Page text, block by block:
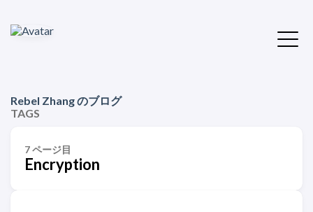
Rebel Zhang のブログ
TAGS
7 ページ目
Encryption